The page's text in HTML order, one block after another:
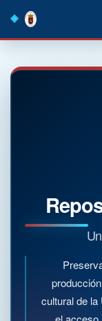
navigation
cultural de la